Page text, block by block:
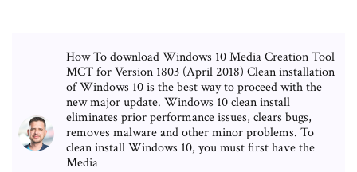
How To download Windows 10 Media Creation Tool
MCT for Version 1803 (April 2018) Clean installation
of Windows 10 is the best way to proceed with the
new major update. Windows 10 clean install
eliminates prior performance issues, clears bugs,
removes malware and other minor problems. To
clean install Windows 10, you must first have the
Media